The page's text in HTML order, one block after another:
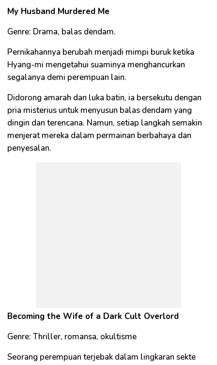
My Husband Murdered Me
Genre: Drama, balas dendam.
Pernikahannya berubah menjadi mimpi buruk ketika
Hyang-mi mengetahui suaminya menghancurkan
segalanya demi perempuan lain.
Didorong amarah dan luka batin, ia bersekutu dengan
pria misterius untuk menyusun balas dendam yang
dingin dan terencana. Namun, setiap langkah semakin
menjerat mereka dalam permainan berbahaya dan
penyesalan.
Becoming the Wife of a Dark Cult Overlord
Genre: Thriller, romansa, okultisme
Seorang perempuan terjebak dalam lingkaran sekte